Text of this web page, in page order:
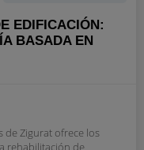
EDIFICACIÓN:
BASADA EN
de Zigurat ofrece los
rehabilitación de